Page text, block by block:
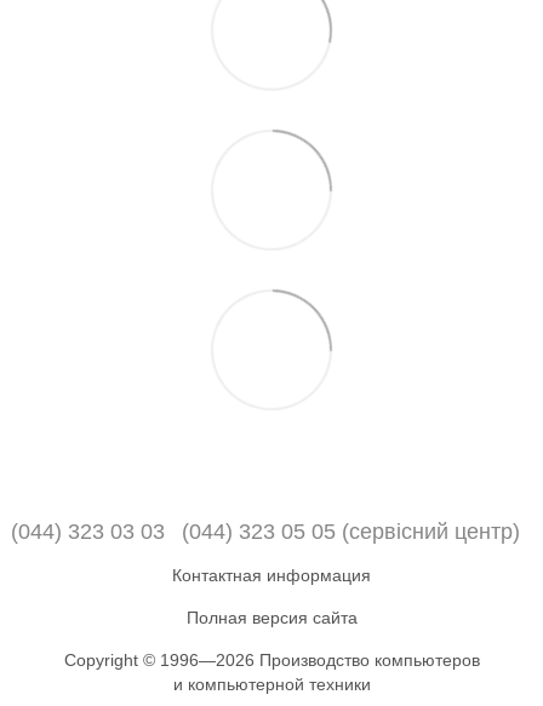
(044) 323 03 03 (044) 323 05 05 (сервісний центр)
Контактная информация
Полная версия сайта
Copyright © 1996—2026 Производство компьютеров
и компьютерной техники